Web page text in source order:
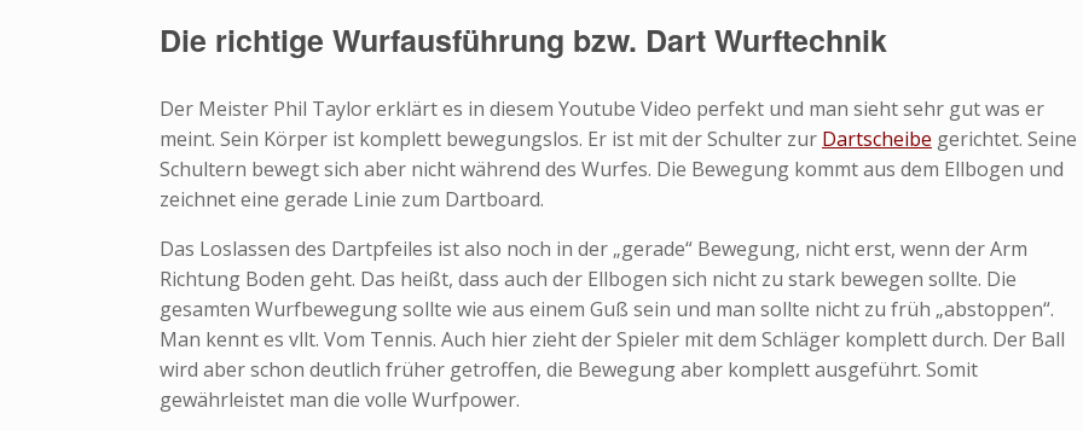
Die richtige Wurfausführung bzw. Dart Wurftechnik
Der Meister Phil Taylor erklärt es in diesem Youtube Video perfekt und man sieht sehr gut was er
meint. Sein Körper ist komplett bewegungslos. Er ist mit der Schulter zur Dartscheibe gerichtet. Seine
Schultern bewegt sich aber nicht während des Wurfes. Die Bewegung kommt aus dem Ellbogen und
zeichnet eine gerade Linie zum Dartboard.
Das Loslassen des Dartpfeiles ist also noch in der „gerade“ Bewegung, nicht erst, wenn der Arm
Richtung Boden geht. Das heißt, dass auch der Ellbogen sich nicht zu stark bewegen sollte. Die
gesamten Wurfbewegung sollte wie aus einem Guß sein und man sollte nicht zu früh „abstoppen“.
Man kennt es vllt. Vom Tennis. Auch hier zieht der Spieler mit dem Schläger komplett durch. Der Ball
wird aber schon deutlich früher getroffen, die Bewegung aber komplett ausgeführt. Somit
gewährleistet man die volle Wurfpower.